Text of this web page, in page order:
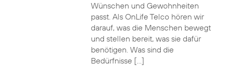
Wünschen und Gewohnheiten
passt. Als OnLife Telco hören wir
darauf, was die Menschen bewegt
und stellen bereit, was sie dafür
benötigen. Was sind die
Bedürfnisse […]